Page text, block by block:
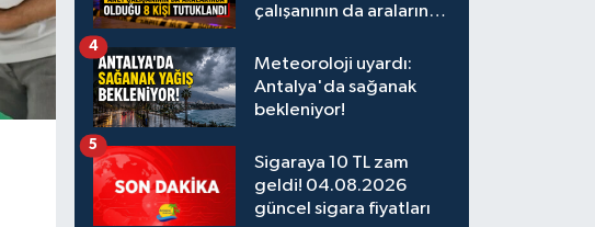
çalışanının da aralarında
Meteoroloji uyardı:
Antalya'da sağanak
bekleniyor!
4
Sigaraya 10 TL zam
geldi! 04.08.2026
güncel sigara fiyatları
5